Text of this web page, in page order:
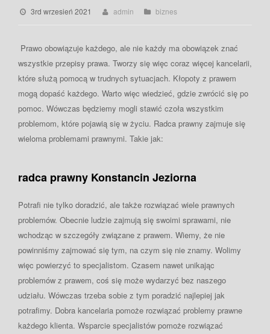
3rd wrzesień 2021 admin biznes
Prawo obowiązuje każdego, ale nie każdy ma obowiązek znać
wszystkie przepisy prawa. Tworzy się więc coraz więcej kancelarii,
które służą pomocą w trudnych sytuacjach. Kłopoty z prawem
mogą dopaść każdego. Warto więc wiedzieć, gdzie zwrócić się po
pomoc. Wówczas będziemy mogli stawić czoła wszystkim
problemom, które pojawią się w życiu. Radca prawny zajmuje się
wieloma problemami prawnymi. Takie jak:
radca prawny Konstancin Jeziorna
Potrafi nie tylko doradzić, ale także rozwiązać wiele prawnych
problemów. Obecnie ludzie zajmują się swoimi sprawami, nie
wchodząc w szczegóły związane z prawem. Wiemy, że nie
powinniśmy zajmować się tym, na czym się nie znamy. Wolimy
więc powierzyć to specjalistom. Czasem nawet unikając
problemów z prawem, coś się może wydarzyć bez naszego
udziału. Wówczas trzeba sobie z tym poradzić najlepiej jak
potrafimy. Dobra kancelaria pomoże rozwiązać problemy prawne
każdego klienta. Wsparcie specjalistów pomoże rozwiązać